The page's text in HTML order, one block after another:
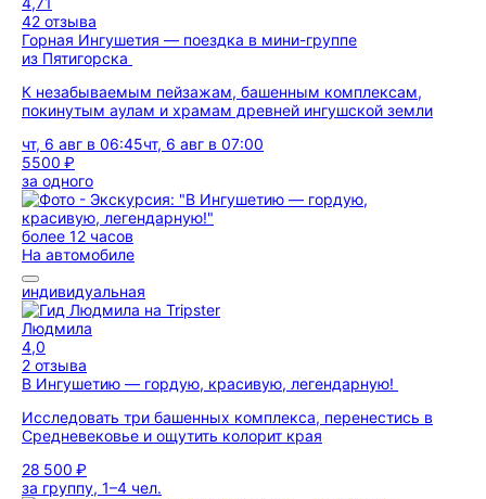
42 отзыва
Горная Ингушетия — поездка в мини-группе
из Пятигорска
К незабываемым пейзажам, башенным комплексам,
покинутым аулам и храмам древней ингушской земли
чт, 6 авг в 06:45чт, 6 авг в 07:00
5500 ₽
за одного
более 12 часов
На автомобиле
индивидуальная
Людмила
4,0
2 отзыва
В Ингушетию — гордую, красивую, легендарную!
Исследовать три башенных комплекса, перенестись в
Средневековье и ощутить колорит края
28 500 ₽
за группу, 1–4 чел.